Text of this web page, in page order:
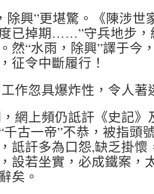
除興”更堪驚。《陳涉世
已掉期……”守兵地步，
然“水雨，除興”譯于今
征令中斷履行！
作忽具爆炸性，令人著
網上頻仍詆訐《史記
古一帝”不恭，被指頭
詆訐多為口怨,缺乏掛懷
設若坐實，必成鐵案，
矣。